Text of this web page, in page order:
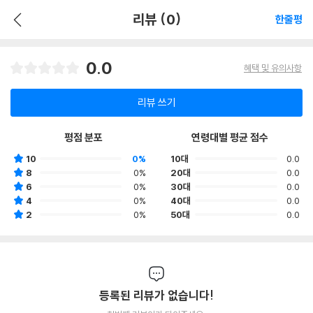
리뷰 (0) 한줄평
0.0 혜택 및 유의사항
리뷰 쓰기
평점 분포
10
0%
8
0%
6
0%
4
0%
2
0%
연령대별 평균 점수
10대
0.0
20대
0.0
30대
0.0
40대
0.0
50대
0.0
등록된 리뷰가 없습니다!